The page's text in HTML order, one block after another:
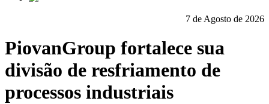
7 de Agosto de 2026
PiovanGroup fortalece sua
divisão de resfriamento de
processos industriais